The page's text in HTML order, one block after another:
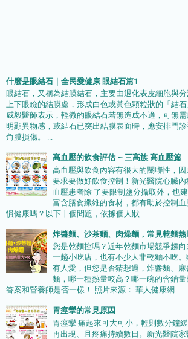
什麼是眼結石｜全民愛健康 眼結石篇1
眼結石，又稱為結膜結石，主要由退化表皮細胞與
上下眼瞼的結膜處，形成白色或黃色顆粒狀的「結
威毅醫師表示，輕微的眼結石若無造成不適，可無
明顯異物感，或結石已突出結膜表面時，應安排門
角膜損傷。 ...
高血壓的飲食評估 ~ 三高族 高血壓篇
高血壓與飲食內容有很大的關聯性，
要求要做好飲食控制！新光醫院心臟
血壓患者除 了要限制鹽分攝取外，也
富含膳食纖維的食材，都有助於控制
慣健康嗎？以下十個問題，依據個人狀...
炸醬麵、沙茶麵、肉燥麵，常見乾麵熱
您是乾麵控嗎？近年乾麵市場競爭趨
一趟小吃店，也有不少人非乾麵不吃
有人愛，但您是否猜想過，炸醬麵、
麵，哪一種熱量較高？哪一碗的含鈉
答案和營養師是否一樣！ 照片來源： 華人健康網 ...
胃痙攣的常見原因
胃痙攣 痛起來可大可小，輕則數分鐘
再出現、且疼痛持續數日。新光醫院家